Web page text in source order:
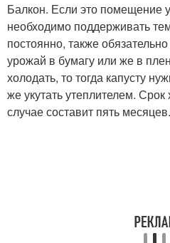
Балкон. Если это помещение
необходимо поддерживать
постоянно, также
урожай в бумагу или же в
холодать, то тогда капусту
же укутать утеплителем.
случае составит пять месяцев.